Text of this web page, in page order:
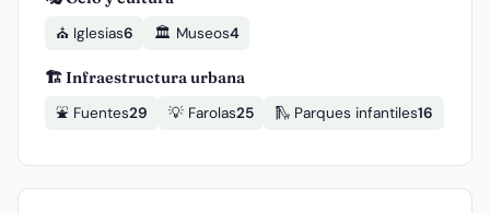
⛪ Iglesias6 🏛️ Museos4
🏗️ Infraestructura urbana
⛲ Fuentes29 💡 Farolas25 🛝 Parques infantiles16